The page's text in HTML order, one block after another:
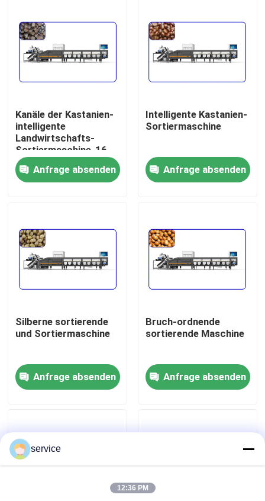
Haus
Videos
VR Show
Qualitätskontrolle
Nachrichten
Sortierende Maschine der Daten
Kanäle der Kastanien-
intelligente
Landwirtschafts-
Sortiermaschine-16
für die große
Kapazität
Anfrage absenden
Intelligente Kastanien-
Sortiermaschine
Anfrage absenden
Silberne sortierende
und Sortiermaschine
Anfrage absenden
Bruch-ordnende
sortierende Maschine
Anfrage absenden
service
12:36 PM